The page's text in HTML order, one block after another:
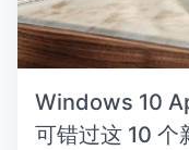
Windows 10
可错过这 10 个